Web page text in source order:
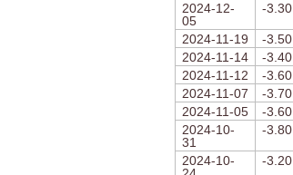
2024-12-
05
-3.30
2024-11-19 -3.50
2024-11-14
-3.40
2024-11-12
-3.60
2024-11-07
-3.70
2024-11-05
-3.60
2024-10-
31
-3.80
2024-10-
-3.20